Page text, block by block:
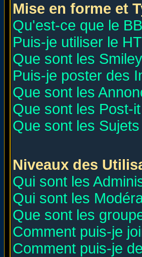
Mise en forme et
Qu'est-ce que le
Puis-je utiliser le
Que sont les
Puis-je poster des
Que sont les
Que sont les Post-
Que sont les
Niveaux des
Qui sont les
Qui sont les
Que sont les
Comment puis-je
Comment puis-je